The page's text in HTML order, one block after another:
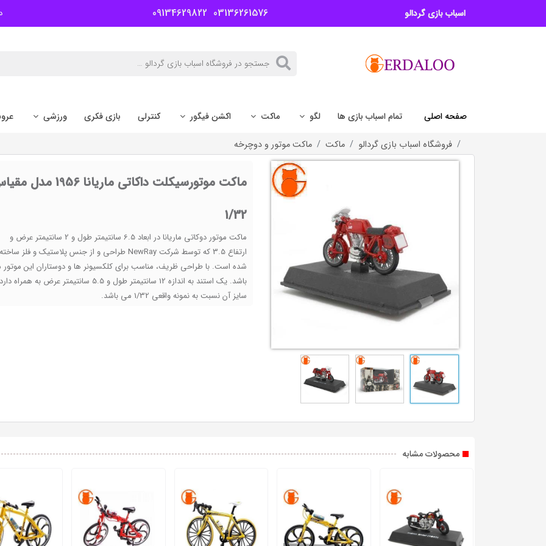
اسباب بازی گردالو 03136261576
09134629822
صفحه اصلی تمام اسباب بازی ها لگو ماکت اکشن فیگور کنترلی بازی فکری ورزشی
فروشگاه اسباب بازی گردالو ماکت ماکت موتور و دوچرخه
ماکت موتورسیکلت داکاتی ماریانا 1956
1/32
ماکت موتور دوکاتی ماریانا در ابعاد 6.5 سانتیمتر طول و 2 سانتیمتر عرض و
ارتفاع 3.5 که توسط شرکت NewRay طراحی و از جنس پلاستیک و فلز ساخته
شده است. با طراحی ظریف، مناسب برای کلکسیونر ها و دوستاران این
باشد. یک استند به اندازه 12 سانتیمتر طول و 5.5 سانتیمتر عرض به همراه
سایز آن نسبت به نمونه واقعی 1/32 می باشد.
محصولات مشابه